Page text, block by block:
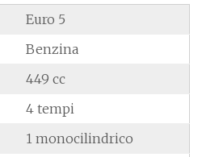
Euro 5
Benzina
449 cc
4 tempi
1 monocilindrico